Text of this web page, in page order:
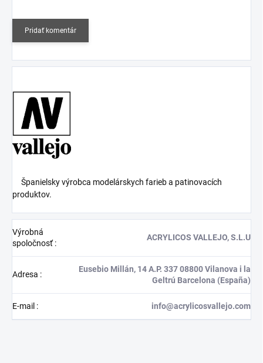
Pridať komentár
Španielsky výrobca modelárskych farieb a patinovacích
produktov.
Výrobná
spoločnosť:
ACRYLICOS VALLEJO, S.L.U
Adresa :
Eusebio Millán, 14 A.P. 337 08800 Vilanova i la
Geltrú Barcelona (España)
E-mail : info@acrylicosvallejo.com